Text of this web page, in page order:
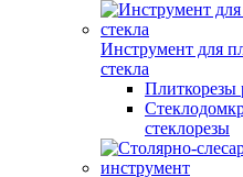
Инструмент для
стекла
Плиткорезы
стеклорезы